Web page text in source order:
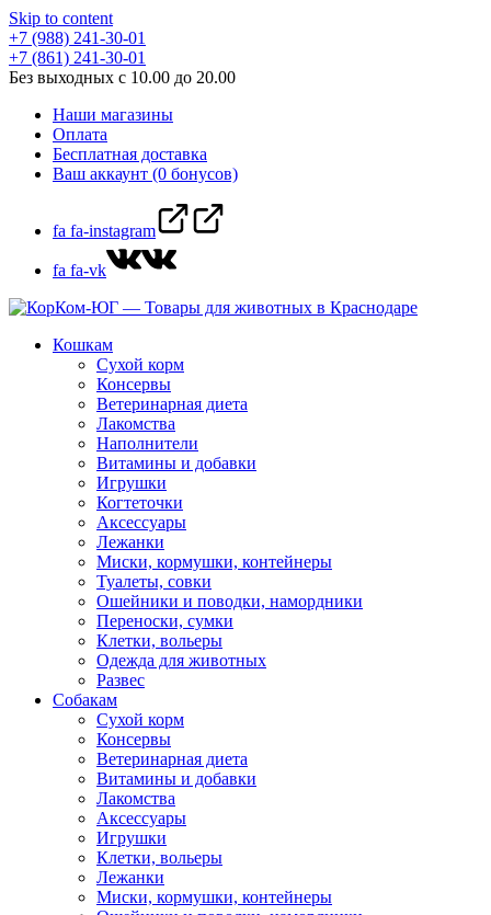
Skip to content
+7 (988) 241-30-01
+7 (861) 241-30-01
Без выходных с 10.00 до 20.00
Наши магазины
Оплата
Бесплатная доставка
Ваш аккаунт (0 бонусов)
fa fa-instagram
fa fa-vk
Кошкам
Сухой корм
Консервы
Ветеринарная диета
Лакомства
Наполнители
Витамины и добавки
Игрушки
Когтеточки
Аксессуары
Лежанки
Миски, кормушки, контейнеры
Туалеты, совки
Ошейники и поводки, намордники
Переноски, сумки
Клетки, вольеры
Одежда для животных
Развес
Собакам
Сухой корм
Консервы
Ветеринарная диета
Витамины и добавки
Лакомства
Аксессуары
Игрушки
Клетки, вольеры
Лежанки
Миски, кормушки, контейнеры